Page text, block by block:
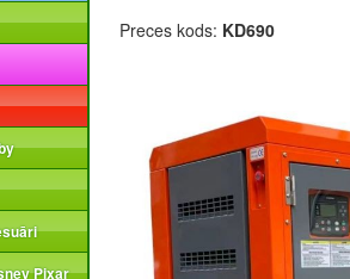
Pixar
Preces kods: KD690